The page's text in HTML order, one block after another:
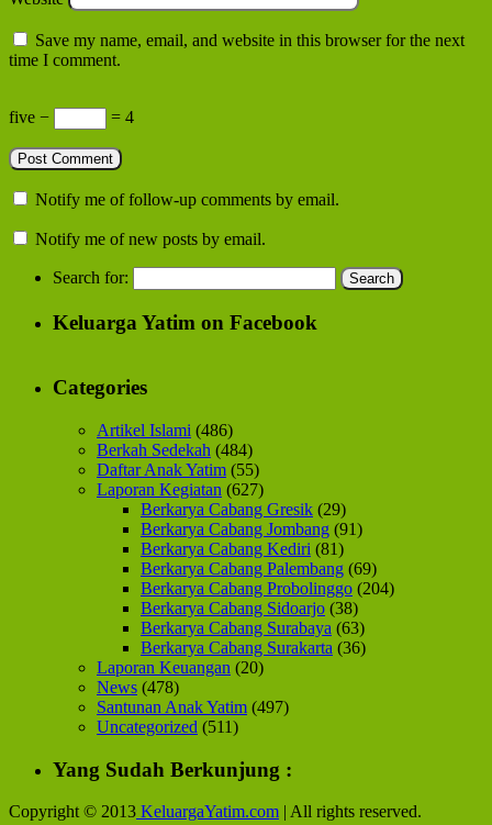
Save my name, email, and website in this browser for the next
time I comment.
five − = 4
Notify me of follow-up comments by email.
Notify me of new posts by email.
Search for:
Keluarga Yatim on Facebook
Categories
Artikel Islami (486)
Berkah Sedekah (484)
Daftar Anak Yatim (55)
Laporan Kegiatan (627)
Berkarya Cabang Gresik (29)
Berkarya Cabang Jombang (91)
Berkarya Cabang Kediri (81)
Berkarya Cabang Palembang (69)
Berkarya Cabang Probolinggo (204)
Berkarya Cabang Sidoarjo (38)
Berkarya Cabang Surabaya (63)
Berkarya Cabang Surakarta (36)
Laporan Keuangan (20)
News (478)
Santunan Anak Yatim (497)
Uncategorized (511)
Yang Sudah Berkunjung :
Copyright © 2013 KeluargaYatim.com | All rights reserved.